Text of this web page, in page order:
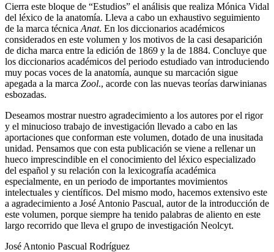
Cierra este bloque de “Estudios” el análisis que realiza Mónica Vidal
del léxico de la anatomía. Lleva a cabo un exhaustivo seguimiento
de la marca técnica Anat. En los diccionarios académicos
considerados en este volumen y los motivos de la casi desaparición
de dicha marca entre la edición de 1869 y la de 1884. Concluye que
los diccionarios académicos del periodo estudiado van introduciendo
muy pocas voces de la anatomía, aunque su marcación sigue
apegada a la marca Zool., acorde con las nuevas teorías darwinianas
esbozadas.
Deseamos mostrar nuestro agradecimiento a los autores por el rigor
y el minucioso trabajo de investigación llevado a cabo en las
aportaciones que conforman este volumen, dotado de una inusitada
unidad. Pensamos que con esta publicación se viene a rellenar un
hueco imprescindible en el conocimiento del léxico especializado
del español y su relación con la lexicografía académica
especialmente, en un periodo de importantes movimientos
intelectuales y científicos. Del mismo modo, hacemos extensivo este
a agradecimiento a José Antonio Pascual, autor de la introducción de
este volumen, porque siempre ha tenido palabras de aliento en este
largo recorrido que lleva el grupo de investigación Neolcyt.
José Antonio Pascual Rodríguez